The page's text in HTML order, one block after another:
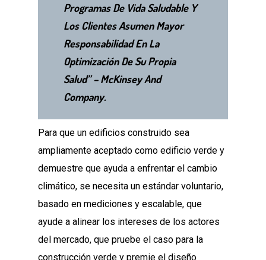
Programas De Vida Saludable Y
Los Clientes Asumen Mayor
Responsabilidad En La
Optimización De Su Propia
Salud” – McKinsey And
Company.
Para que un edificios construido sea
ampliamente aceptado como edificio verde y
demuestre que ayuda a enfrentar el cambio
climático, se necesita un estándar voluntario,
basado en mediciones y escalable, que
ayude a alinear los intereses de los actores
del mercado, que pruebe el caso para la
construcción verde y premie el diseño